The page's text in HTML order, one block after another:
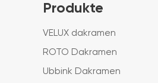
Produkte
VELUX dakramen
ROTO Dakramen
Ubbink Dakramen